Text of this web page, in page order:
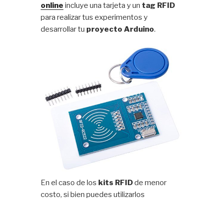
online incluye una tarjeta y un tag RFID
para realizar tus experimentos y
desarrollar tu proyecto Arduino.
En el caso de los kits RFIDde menor
costo, si bien puedes utilizarlos